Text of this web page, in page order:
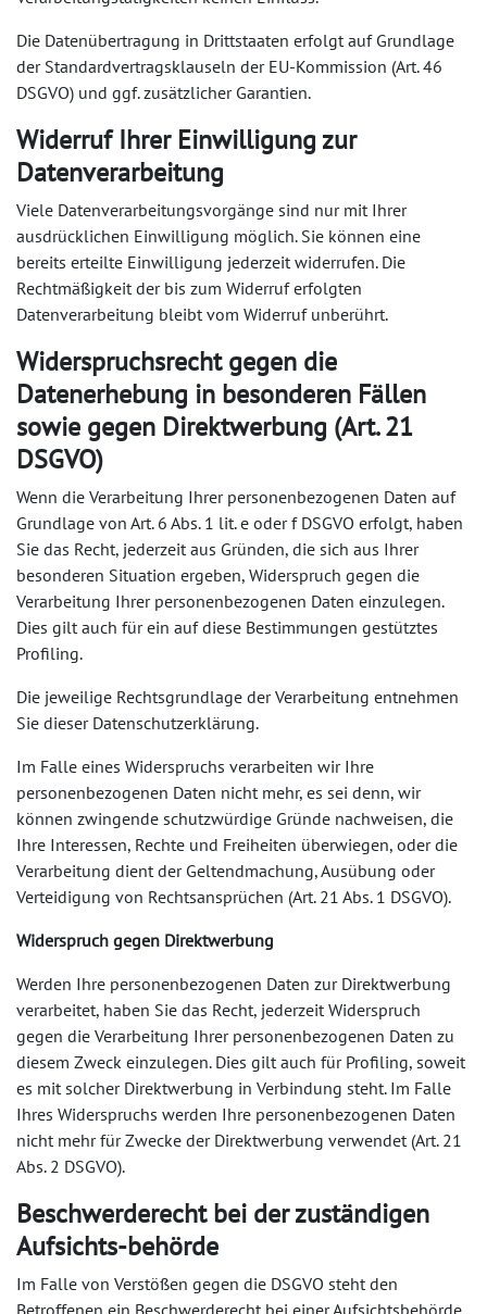
Die Datenübertragung in Drittstaaten erfolgt auf Grundlage
der Standardvertragsklauseln der EU-Kommission (Art. 46
DSGVO) und ggf. zusätzlicher Garantien.
Widerruf Ihrer Einwilligung zur
Datenverarbeitung
Viele Datenverarbeitungsvorgänge sind nur mit Ihrer
ausdrücklichen Einwilligung möglich. Sie können eine
bereits erteilte Einwilligung jederzeit widerrufen. Die
Rechtmäßigkeit der bis zum Widerruf erfolgten
Datenverarbeitung bleibt vom Widerruf unberührt.
Widerspruchsrecht gegen die
Datenerhebung in besonderen Fällen
sowie gegen Direktwerbung (Art. 21
DSGVO)
Wenn die Verarbeitung Ihrer personenbezogenen Daten auf
Grundlage von Art. 6 Abs. 1 lit. e oder f DSGVO erfolgt, haben
Sie das Recht, jederzeit aus Gründen, die sich aus Ihrer
besonderen Situation ergeben, Widerspruch gegen die
Verarbeitung Ihrer personenbezogenen Daten einzulegen.
Dies gilt auch für ein auf diese Bestimmungen gestütztes
Profiling.
Die jeweilige Rechtsgrundlage der Verarbeitung entnehmen
Sie dieser Datenschutzerklärung.
Im Falle eines Widerspruchs verarbeiten wir Ihre
personenbezogenen Daten nicht mehr, es sei denn, wir
können zwingende schutzwürdige Gründe nachweisen, die
Ihre Interessen, Rechte und Freiheiten überwiegen, oder die
Verarbeitung dient der Geltendmachung, Ausübung oder
Verteidigung von Rechtsansprüchen (Art. 21 Abs. 1 DSGVO).
Widerspruch gegen Direktwerbung
Werden Ihre personenbezogenen Daten zur Direktwerbung
verarbeitet, haben Sie das Recht, jederzeit Widerspruch
gegen die Verarbeitung Ihrer personenbezogenen Daten zu
diesem Zweck einzulegen. Dies gilt auch für Profiling, soweit
es mit solcher Direktwerbung in Verbindung steht. Im Falle
Ihres Widerspruchs werden Ihre personenbezogenen Daten
nicht mehr für Zwecke der Direktwerbung verwendet (Art. 21
Abs. 2 DSGVO).
Beschwerderecht bei der zuständigen
Aufsichts-behörde
Im Falle von Verstößen gegen die DSGVO steht den
Betroffenen ein Beschwerderecht bei einer Aufsichtsbehörde,